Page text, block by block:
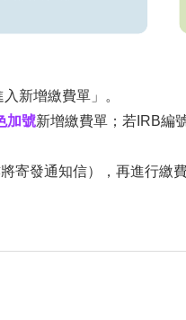
新增繳費單」。
加號新增繳費單；若IRB編
寄發通知信），再進行繳費